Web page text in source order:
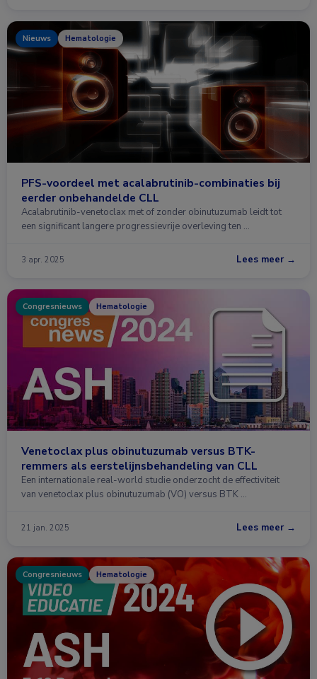
Nieuws Hematologie
PFS-voordeel met acalabrutinib-combinaties bij
eerder onbehandelde CLL
Acalabrutinib-venetoclax met of zonder obinutuzumab leidt tot
een significant langere progressievrije overleving ten …
3 apr. 2025 Lees meer →
Congresnieuws Hematologie
Venetoclax plus obinutuzumab versus BTK-
remmers als eerstelijnsbehandeling van CLL
Een internationale real-world studie onderzocht de effectiviteit
van venetoclax plus obinutuzumab (VO) versus BTK …
21 jan. 2025 Lees meer →
Congresnieuws Hematologie